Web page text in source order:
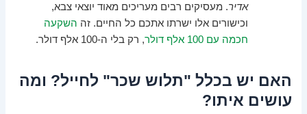
אדיר. מעסיקים רבים מעריכים מאוד יוצאי צבא,
וכישורים אלו ישרתו אתכם כל החיים. זה השקעה
חכמה עם 100 אלף דולר
, רק בלי ה-100 אלף דולר.
האם יש בכלל "תלוש שכר" לחייל? ומה
עושים איתו?